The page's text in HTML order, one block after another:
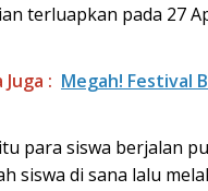
terluapkan pada 27
Juga : Megah! Festival
para siswa berjalan
siswa di sana lalu